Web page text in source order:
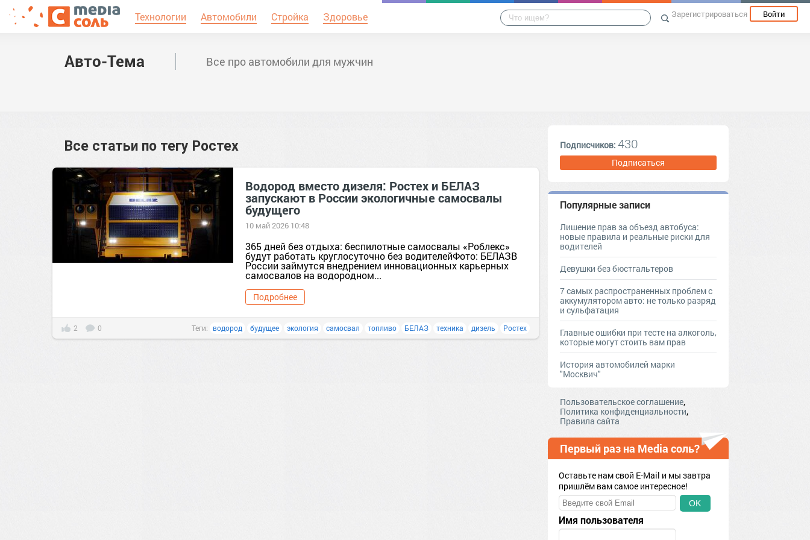
Технологии Автомобили Стройка Здоровье Зарегистрироваться Войти
Авто-Тема Все про автомобили для мужчин
Все статьи по тегу Ростех
Водород вместо дизеля: Ростех и БЕЛАЗ
запускают в России экологичные самосвалы
будущего
10 май 2026 10:48
365 дней без отдыха: беспилотные самосвалы «Роблекс»
будут работать круглосуточно без водителейФото: БЕЛАЗВ
России займутся внедрением инновационных карьерных
самосвалов на водородном...
Подробнее
2 0 Теги: водород будущее экология самосвал топливо БЕЛАЗ техника дизель Ростех
Подписчиков: 430
Подписаться
Популярные записи
Лишение прав за объезд автобуса:
новые правила и реальные риски для
водителей
Девушки без бюстгальтеров
7 самых распространенных проблем с
аккумулятором авто: не только разряд
и сульфатация
Главные ошибки при тесте на алкоголь,
которые могут стоить вам прав
История автомобилей марки
"Москвич"
Пользовательское соглашение,
Политика конфиденциальности,
Правила сайта
Первый раз на Media соль?
Оставьте нам свой E-Mail и мы завтра
пришлём вам самое интересное!
OK
Имя пользователя